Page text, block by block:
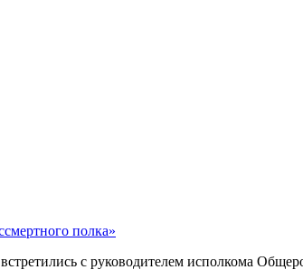
полка»
с руководителем исполкома